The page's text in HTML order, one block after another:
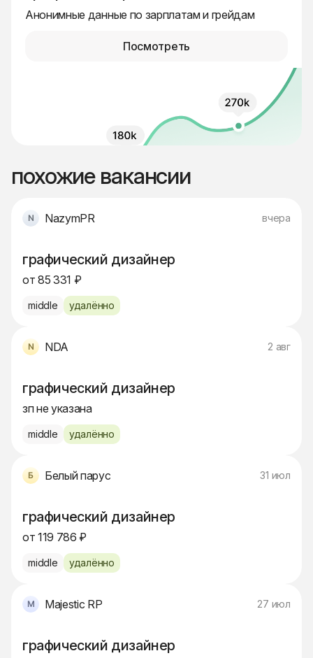
Анонимные данные по зарплатам и грейдам
Посмотреть
похожие вакансии
NazymPR вчера
графический дизайнер
от 85 331 ₽
middle удалённо
NDA 2 авг
графический дизайнер
зп не указана
middle удалённо
Белый парус 31 июл
графический дизайнер
от 119 786 ₽
middle удалённо
Majestic RP 27 июл
графический дизайнер